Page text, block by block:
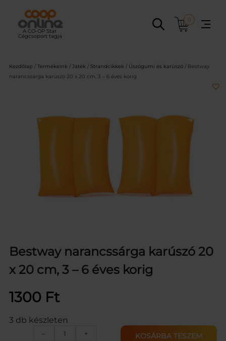
tartalomhoz
0
Kezdőlap / Termékeink / Játék / Strandcikkek / Úszógumi és karúszó / Bestway
narancssárga karúszó 20 x 20 cm, 3 – 6 éves korig
Bestway narancssárga karúszó 20
x 20 cm, 3 – 6 éves korig
1300 Ft
3 db készleten
–
B
+ KOSÁRBA TESZEM